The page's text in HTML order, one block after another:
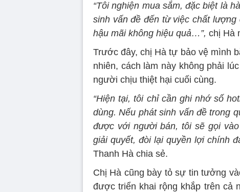
“Tôi nghiện mua sắm, đặc biệt là
sinh vấn đề đến từ việc chất
hậu mãi không hiệu quả…”, chị Hà
Trước đây, chị Hà tự bảo vệ mình
nhiên, cách làm này không phải
người chịu thiệt hại cuối cùng.
“Hiện tại, tôi chỉ cần ghi nhớ số
dùng. Nếu phát sinh vấn đề trong
được với người bán, tôi sẽ gọi
giải quyết, đòi lại quyền lợi chính
Thanh Hà chia sẻ.
Chị Hà cũng bày tỏ sự tin tưởng
được triển khai rộng khắp trên cả